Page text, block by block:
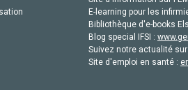
E-learning pour les
Bibliothèque d'e-books
Blog special IFSI :
Suivez notre actualité
Site d'emploi en santé :